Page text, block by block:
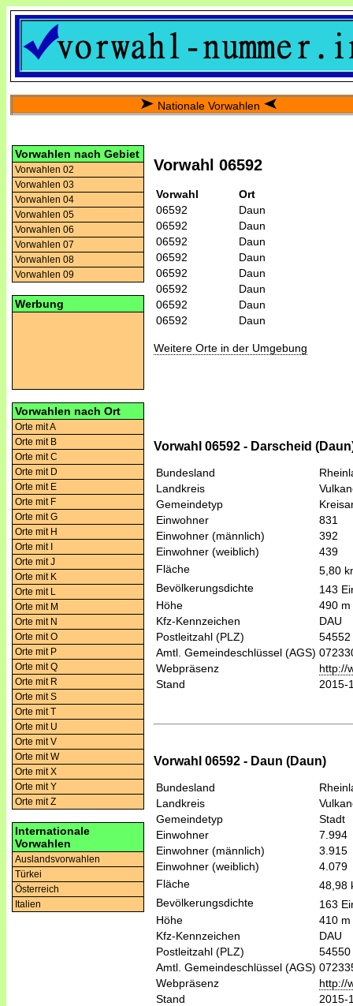
Nationale Vorwahlen
Vorwahlen nach Gebiet
Vorwahlen 02
Vorwahlen 03
Vorwahlen 04
Vorwahlen 05
Vorwahlen 06
Vorwahlen 07
Vorwahlen 08
Vorwahlen 09
Werbung
Vorwahlen nach Ort
Orte mit A
Orte mit B
Orte mit C
Orte mit D
Orte mit E
Orte mit F
Orte mit G
Orte mit H
Orte mit I
Orte mit J
Orte mit K
Orte mit L
Orte mit M
Orte mit N
Orte mit O
Orte mit P
Orte mit Q
Orte mit R
Orte mit S
Orte mit T
Orte mit U
Orte mit V
Orte mit W
Orte mit X
Orte mit Y
Orte mit Z
Internationale
Vorwahlen
Auslandsvorwahlen
Türkei
Österreich
Italien
Vorwahl 06592
Vorwahl
Ort
06592
Daun
06592
Daun
06592
Daun
06592
Daun
06592
Daun
06592
Daun
06592
Daun
06592
Daun
Weitere Orte in der Umgebung
Vorwahl 06592 - Darscheid
Bundesland
Landkreis
Gemeindetyp
Einwohner
831
Einwohner (männlich)
392
Einwohner (weiblich)
439
Fläche
5,80
Bevölkerungsdichte
143
Höhe
490 m
Kfz-Kennzeichen
DAU
Postleitzahl (PLZ)
54552
Amtl. Gemeindeschlüssel (AGS)
Webpräsenz
http://
Stand
2015-
Vorwahl 06592 - Daun (Daun)
Bundesland
Landkreis
Gemeindetyp
Stadt
Einwohner
7.994
Einwohner (männlich)
3.915
Einwohner (weiblich)
4.079
Fläche
48,98
Bevölkerungsdichte
163
Höhe
410 m
Kfz-Kennzeichen
DAU
Postleitzahl (PLZ)
54550
Amtl. Gemeindeschlüssel (AGS)
Webpräsenz
http://
Stand
2015-